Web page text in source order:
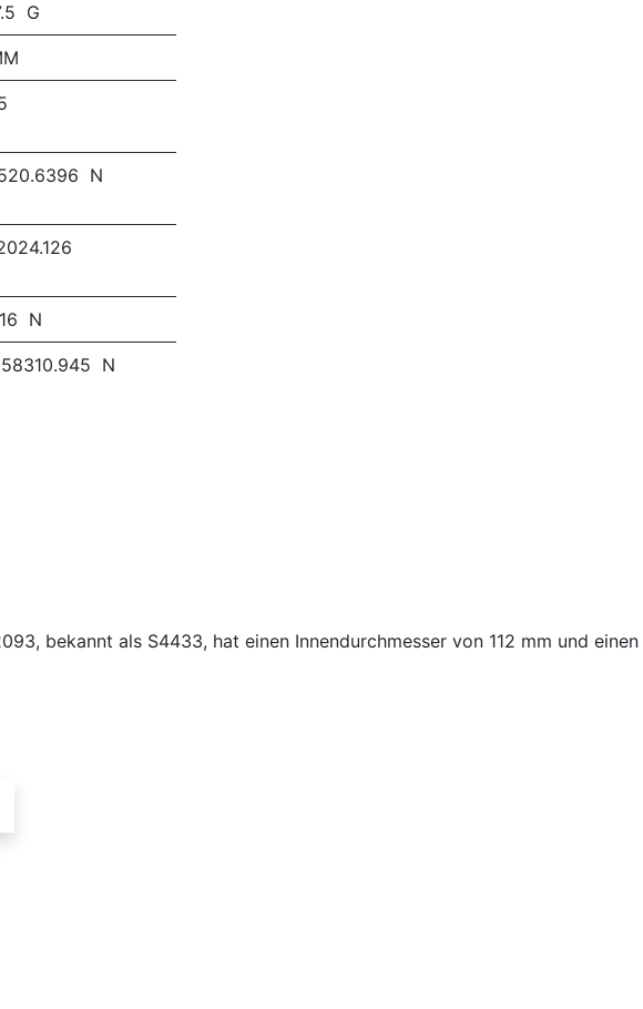
G
N
N
N
bekannt als S4433, hat einen Innendurchmesser von 112 mm und